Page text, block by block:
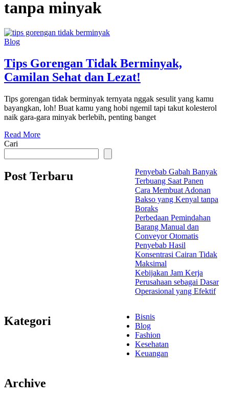
tanpa minyak
Blog
Tips Gorengan Tidak Berminyak,
Camilan Sehat dan Lezat!
Tips gorengan tidak berminyak ternyata nggak sesulit yang kamu
bayangkan, loh! Buat kamu yang hobi ngemil tapi takut kolesterol
naik gara-gara minyak berlebih, penting banget
Read More
Cari
Post Terbaru
Penyebab Gabah Banyak
Terbuang Saat Panen
Cara Membuat Adonan
Bakso yang Kenyal tanpa
Boraks
Perbedaan Pemindahan
Barang Manual dan
Conveyor Otomatis
Penyebab Hasil
Konsentrasi Cairan Tidak
Maksimal
Kebijakan Jam Kerja
Perusahaan sebagai Dasar
Operasional yang Efektif
Kategori
Bisnis
Blog
Fashion
Kesehatan
Keuangan
Archive